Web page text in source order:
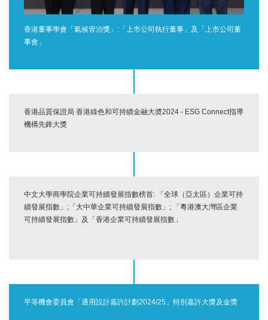
香港董事學會「氣候管治獎」:「上市公司執行董事」及「上市公司董
事會」
香港品質保證局 香港綠色和可持續金融大奬2024 - ESG Connect指導
機構先鋒大獎
中文大學商學院企業可持續發展指數榜首: 「全球（亞太區）企業可持
續發展指數」;「大中華企業可持續發展指數」; 「粵港澳大灣區企業
可持續發展指數」及「香港企業可持續發展指數」
平等機會委員會「通用設計嘉許計劃2024/25」特別嘉許大獎及金獎